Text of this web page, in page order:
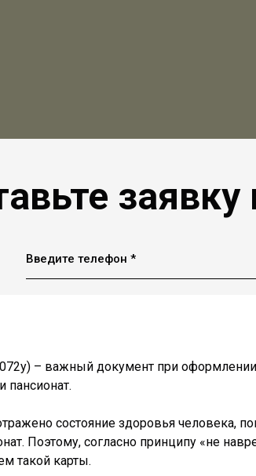
Введите телефон *
072у) – важный документ при оформлении
пансионат.
состояние здоровья человека,
Поэтому, согласно принципу «не
такой карты.